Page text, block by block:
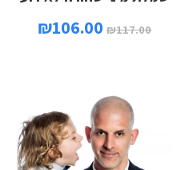
₪117.00
₪106.00